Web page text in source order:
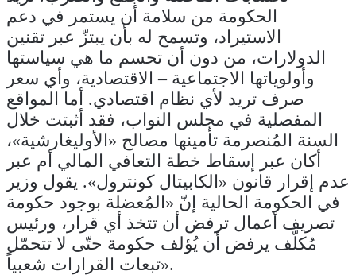
الحكومة من سلامة أن يستمر في دعم
الاستيراد، وتسمح له بأن يبتزّ عبر تقنين
الدولارات، من دون أن تحسم ما هي سياستها
وأولوياتها الاجتماعية – الاقتصادية، وأي سعر
صرف تريد لأي نظام اقتصادي. أما المواقع
المفصلية في مجلس النواب، فقد أثبتت خلال
السنة المُنصرمة تأمينها مصالح «الأوليغارشية»،
أكان عبر إسقاط خطة التعافي المالي أم عبر
عدم إقرار قانون «الكابيتال كونترول». يقول وزير
في الحكومة الحالية إنّ «المُعضلة بوجود حكومة
تصريف أعمال ترفض أن تتخذ أي قرار، ورئيس
مُكلّف يرفض أن يُؤلف حكومة حتّى لا تتحمّل
تبعات القرارات شعبياً».